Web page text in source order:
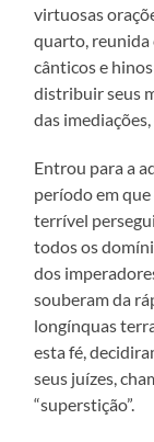
virtuosas
quarto, reunida
cânticos e
distribuir seus
das
Entrou para a
período em
terrível
todos os
dos
souberam da
longínquas
esta fé,
seus juízes,
“superstição”.